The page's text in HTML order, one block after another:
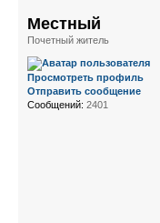
Местный
Почетный житель
Просмотреть профиль
Отправить сообщение
Сообщений: 2401